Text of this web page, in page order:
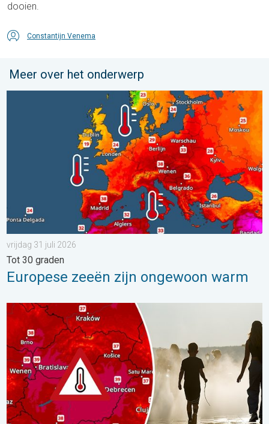
dooien.
Constantijn Venema
Meer over het onderwerp
Europese zeeën zijn ongewoon warm. Tot 30 graden. . .
vrijdag 31 juli 2026
Tot 30 graden
Europese zeeën zijn ongewoon warm
Extreme hitte in Oost-Europa. Tot ruim 40 graden. . . dinsdag